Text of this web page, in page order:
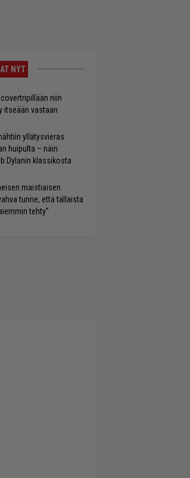
NYT
niin
itseään vastaan
yllätysvieras
huipulta – näin
Dylanin klassikosta
maistiaisen
tunne, että tällaista
tehty”